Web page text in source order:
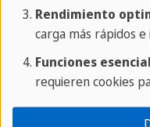
Rendimiento
carga más rápidos
Funciones
requieren cookies